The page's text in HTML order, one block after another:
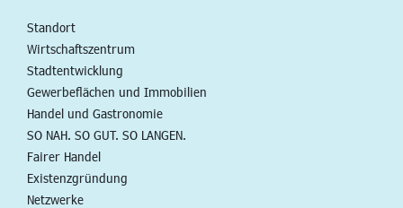
Standort
Wirtschaftszentrum
Stadtentwicklung
Gewerbeflächen und Immobilien
Handel und Gastronomie
SO NAH. SO GUT. SO LANGEN.
Fairer Handel
Existenzgründung
Netzwerke